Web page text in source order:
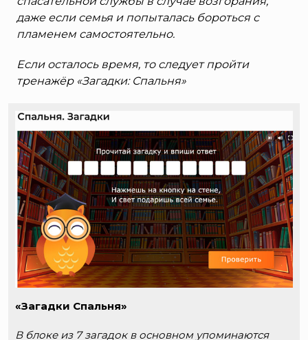
даже если семья и попыталась бороться с
пламенем самостоятельно.
Если осталось время, то следует пройти
тренажёр «Загадки: Спальня»
«Загадки Спальня»
В блоке из 7 загадок в основном упоминаются